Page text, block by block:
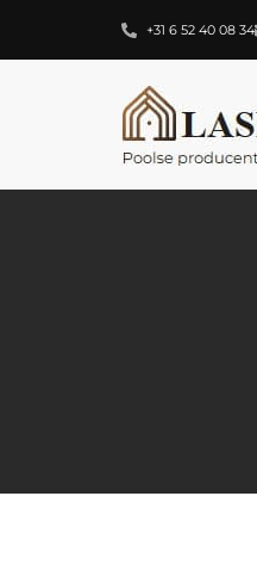
+31 6 52 40 08 34